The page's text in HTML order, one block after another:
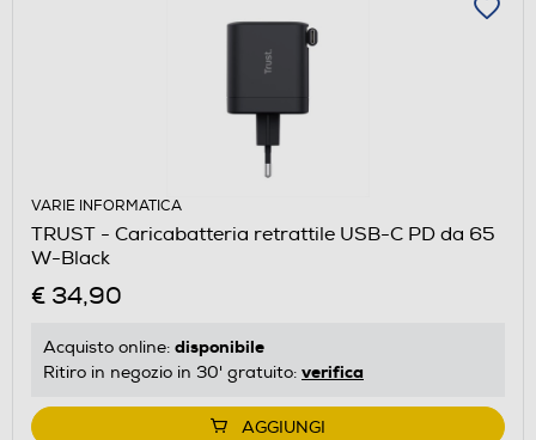
VARIE INFORMATICA
TRUST - Caricabatteria retrattile USB-C PD da 65
W-Black
€ 34,90
Acquisto online: disponibile
Ritiro in negozio in 30' gratuito: verifica
AGGIUNGI